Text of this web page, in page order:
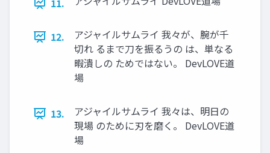
11.
12.
アジャイルサムライ 我々が、腕が千
切れ るまで刀を振るうの は、単なる
暇潰しの ためではない。 DevLOVE道
場
13.
アジャイルサムライ 我々は、明日の
現場 のために刃を磨く。 DevLOVE道
場